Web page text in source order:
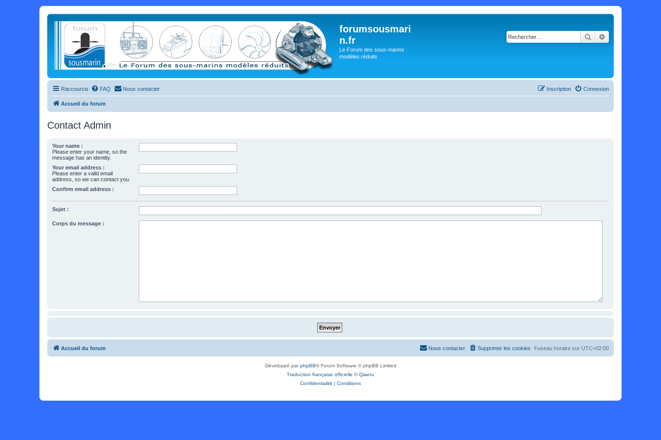
forumsousmari
n.fr
Le Forum des sous-marins
modèles réduits
Rechercher
Raccourcis FAQ Nous contacter Connexion
Inscription
Accueil du forum
Contact Admin
Your name :
Please enter your name, so the
message has an identity.
Your email address :
Please enter a valid email
address, so we can contact you.
Confirm email address :
Sujet :
Corps du message :
Accueil du forum Fuseau horaire sur UTC+02:00
Supprimer les cookies
Nous contacter
Développé parphpBB® Forum Software © phpBB Limited
Traduction française officielle ©Qiaeru
Confidentialité | Conditions